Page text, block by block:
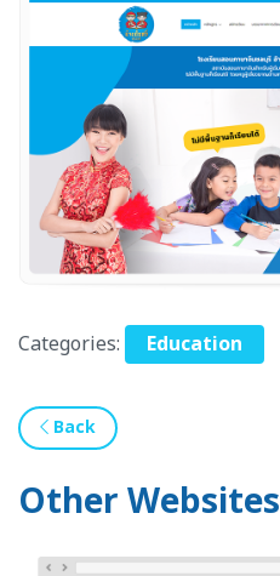
Categories: Education
Back
Other Websites